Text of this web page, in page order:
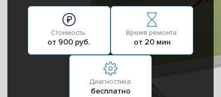
Стоимость:
от 900 руб.
Время ремонта:
от 20 мин
Диагностика:
бесплатно